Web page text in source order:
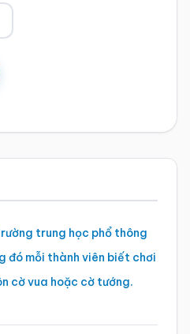
trung học phổ thông
đó mỗi thành viên biết chơi
cờ vua hoặc cờ tướng.